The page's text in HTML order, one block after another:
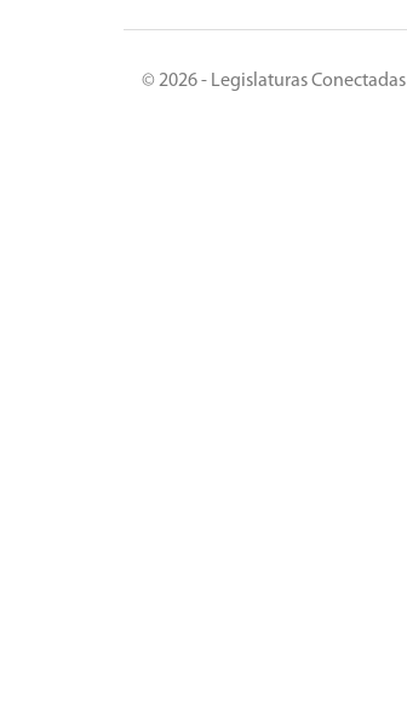
© 2026 - Legislaturas Conectadas